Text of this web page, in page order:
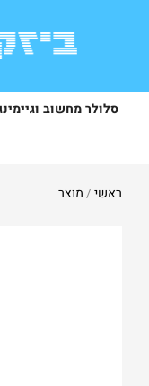
סלולר מחשוב
ראשי/מוצר